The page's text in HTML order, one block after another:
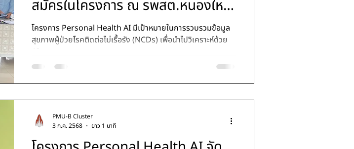
สมัครในโครงการ ณ รพสต.หนองใหญ่
จังหวัดขอนแก่น
โครงการ Personal Health AI มีเป้าหมายในการรวบรวมข้อมูล
สุขภาพผู้ป่วยโรคติดต่อไม่เรื้อรัง (NCDs) เพื่อนำไปวิเคราะห์ด้วย
AI...
PMU-B Cluster
3 ก.ค. 2568
ยาว 1 นาที